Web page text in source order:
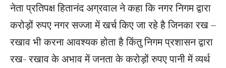
नेता प्रतिपक्ष हितानंद अग्रवाल ने कहा कि नगर निगम द्वारा
करोड़ों रुपए नगर सज्जा में खर्च किए जा रहे है जिनका रख –
रखाव भी करना आवश्यक होता है किंतु निगम प्रशासन द्वारा
रख- रखाव के अभाव में जनता के करोड़ों रुपए पानी में व्यर्थ